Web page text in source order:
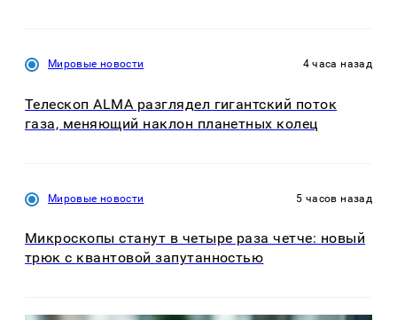
Мировые новости 4 часа назад
Телескоп ALMA разглядел гигантский поток
газа, меняющий наклон планетных колец
Мировые новости 5 часов назад
Микроскопы станут в четыре раза четче: новый
трюк с квантовой запутанностью